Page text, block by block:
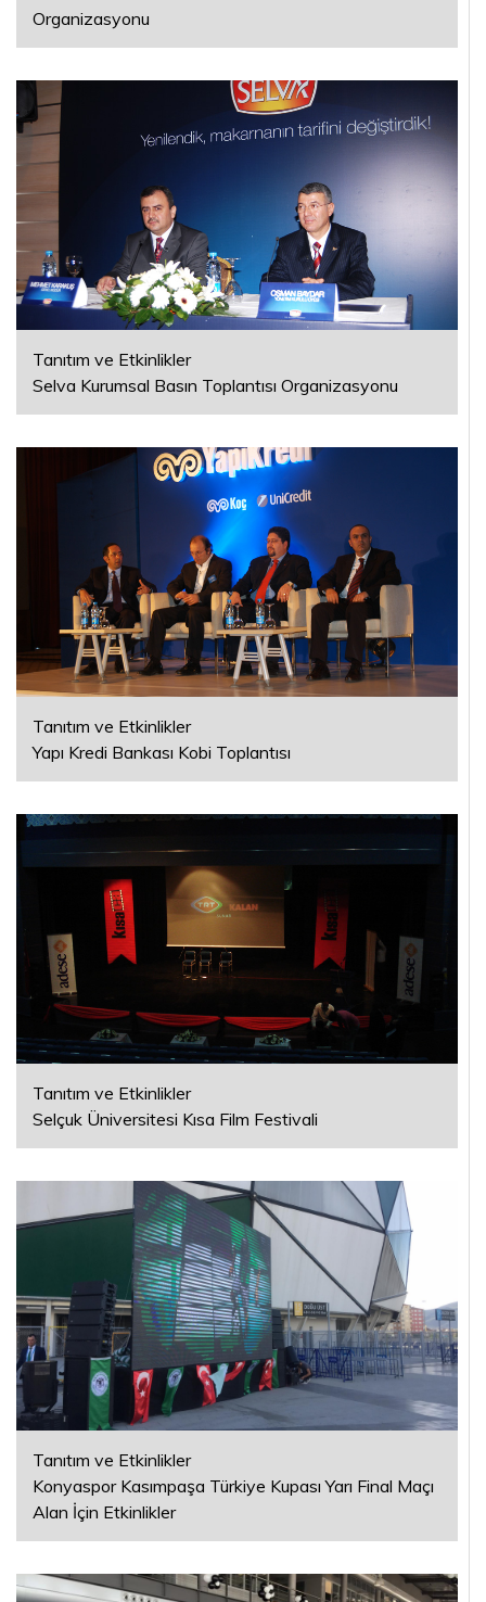
Organizasyonu
Tanıtım ve Etkinlikler
Selva Kurumsal Basın Toplantısı Organizasyonu
Tanıtım ve Etkinlikler
Yapı Kredi Bankası Kobi Toplantısı
Tanıtım ve Etkinlikler
Selçuk Üniversitesi Kısa Film Festivali
Tanıtım ve Etkinlikler
Konyaspor Kasımpaşa Türkiye Kupası Yarı Final Maçı
Alan İçin Etkinlikler